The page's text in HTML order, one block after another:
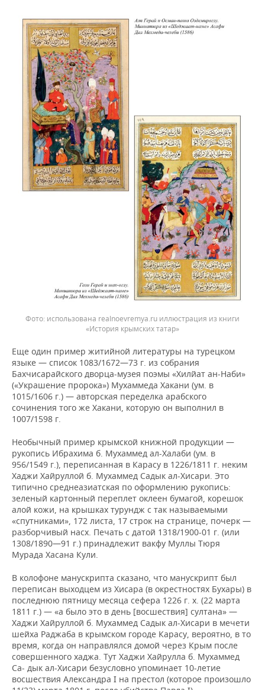
использована realnoevremya.ru иллюстрация из книги
«История крымских татар»
Еще один пример житийной литературы на турецком
языке — список 1083/1672—73 г. из собрания
Бахчисарайского дворца-музея поэмы «Хилйат ан-Наби»
(«Украшение пророка») Мухаммеда Хакани (ум. в
1015/1606 г.) — авторская переделка арабского
сочинения того же Хакани, которую он выполнил в
1007/1598 г.
Необычный пример крымской книжной продукции —
рукопись Ибрахима б. Мухаммед ал-Халаби (ум. в
956/1549 г.), переписанная в Карасу в 1226/1811 г. неким
Хаджи Хайруллой б. Мухаммед Садык ал-Хисари. Это
типично среднеазиатская по оформлению рукопись:
зеленый картонный переплет оклеен бумагой, корешок
алой кожи, на крышках турундж с так называемыми
«спутниками», 172 листа, 17 строк на странице, почерк —
разборчивый насх. Печать с датой 1318/1900-01 г. (или
1308/1890—91 г.) принадлежит вакфу Муллы Тюря
Мурада Хасана Кули.
В колофоне манускрипта сказано, что манускрипт был
переписан выходцем из Хисара (в окрестностях Бухары) в
последнюю пятницу месяца сефера 1226 г. х. (22 марта
1811 г.) — «а было это в день [восшествия] султана» —
Хаджи Хайруллой б. Мухаммед Садык ал-Хисари в мечети
шейха Раджаба в крымском городе Карасу, вероятно, в то
время, когда он направлялся домой через Крым после
совершенного хаджа. Тут Хаджи Хайрулла б. Мухаммед
Са- дык ал-Хисари безусловно упоминает 10-летие
восшествия Александра I на престол (которое произошло